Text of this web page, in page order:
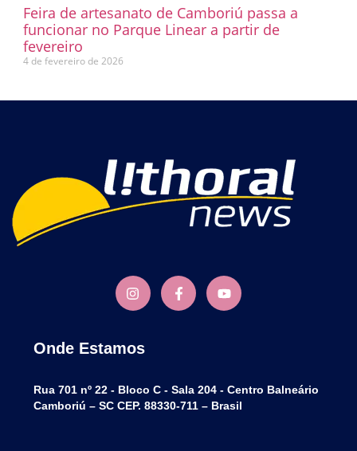
Feira de artesanato de Camboriú passa a
funcionar no Parque Linear a partir de
fevereiro
4 de fevereiro de 2026
Onde Estamos
Rua 701 nº 22 - Bloco C - Sala 204 - Centro Balneário
Camboriú – SC CEP. 88330-711 – Brasil